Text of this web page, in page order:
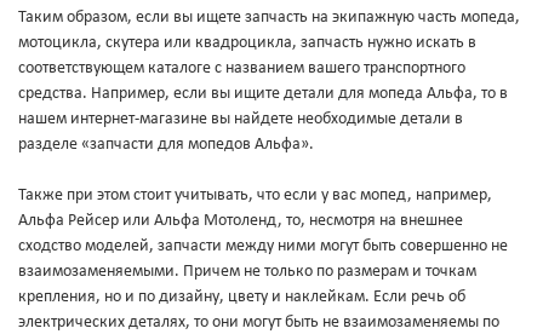
Таким образом, если вы ищете запчасть на экипажную часть мопеда,
мотоцикла, скутера или квадроцикла, запчасть нужно искать в
соответствующем каталоге с названием вашего транспортного
средства. Например, если вы ищите детали для мопеда Альфа, то в
нашем интернет-магазине вы найдете необходимые детали в
разделе «запчасти для мопедов Альфа».
Также при этом стоит учитывать, что если у вас мопед, например,
Альфа Рейсер или Альфа Мотоленд, то, несмотря на внешнее
сходство моделей, запчасти между ними могут быть совершенно не
взаимозаменяемыми. Причем не только по размерам и точкам
крепления, но и по дизайну, цвету и наклейкам. Если речь об
электрических деталях, то они могут быть не взаимозаменяемы по